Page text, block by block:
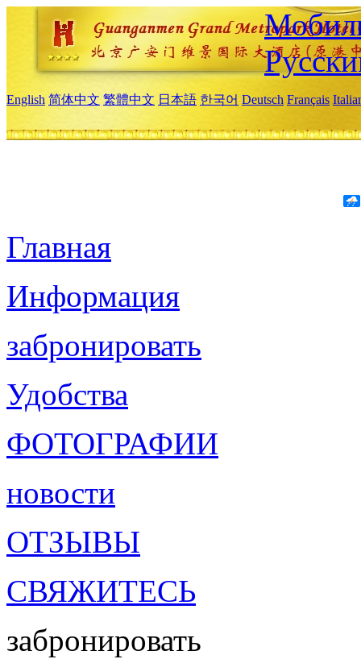
English 简体中文 繁體中文 日本語 한국어 Deutsch Français
Главная
Информация
забронировать
Удобства
ФОТОГРАФИИ
новости
ОТЗЫВЫ
СВЯЖИТЕСЬ
забронировать